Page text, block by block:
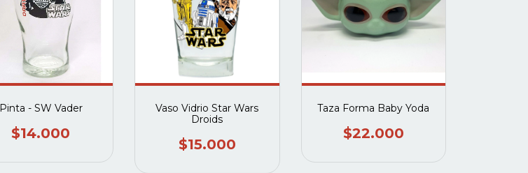
Pinta - SW Vader
$14.000
Vaso Vidrio Star Wars
Droids
$15.000
Taza Forma Baby Yoda
$22.000